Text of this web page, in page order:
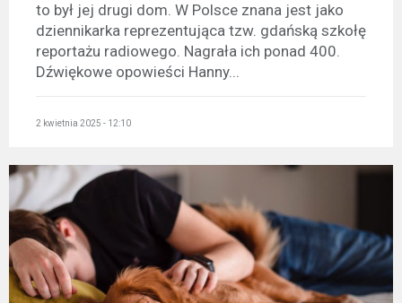
to był jej drugi dom. W Polsce znana jest jako
dziennikarka reprezentująca tzw. gdańską szkołę
reportażu radiowego. Nagrała ich ponad 400.
Dźwiękowe opowieści Hanny...
2 kwietnia 2025 - 12:10